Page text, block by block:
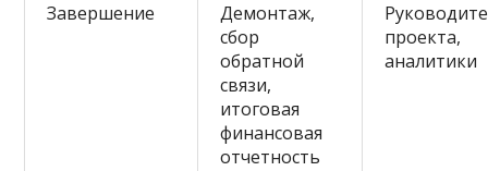
Завершение
Демонтаж,
сбор
обратной
связи,
итоговая
финансовая
отчетность
проекта,
аналитики